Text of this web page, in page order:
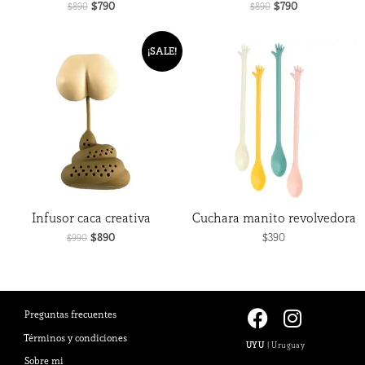
$890 $790 $890 $790
¡SALE!
Infusor caca creativa
$990
precio
era:
$990.
$890
precio
es:
Cuchara manito revolvedora
$390
Preguntas frecuentes
Términos y condiciones
Sobre mi
F
a
I
n
UYU|Uruguay